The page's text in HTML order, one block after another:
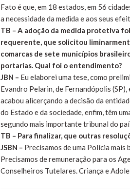
Fato é que, em 18 estados, em 56
a necessidade da medida e aos seus
TB – A adoção da medida protetiva
requerente, que solicitou
comarcas de sete municípios
portarias. Qual foi o entendimento?
JBN – Eu elaborei uma tese, como
Evandro Pelarin, de Fernandópolis
acabou alicerçando a decisão da
do Estado e da sociedade, enfim, têm
segundo mais importante tribunal do
TB – Para finalizar, que outras
JSBN – Precisamos de uma Polícia
Precisamos de remuneração para os
Conselheiros Tutelares. Criança e